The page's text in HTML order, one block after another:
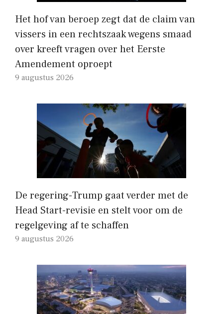
Het hof van beroep zegt dat de claim van
vissers in een rechtszaak wegens smaad
over kreeft vragen over het Eerste
Amendement oproept
9 augustus 2026
De regering-Trump gaat verder met de
Head Start-revisie en stelt voor om de
regelgeving af te schaffen
9 augustus 2026